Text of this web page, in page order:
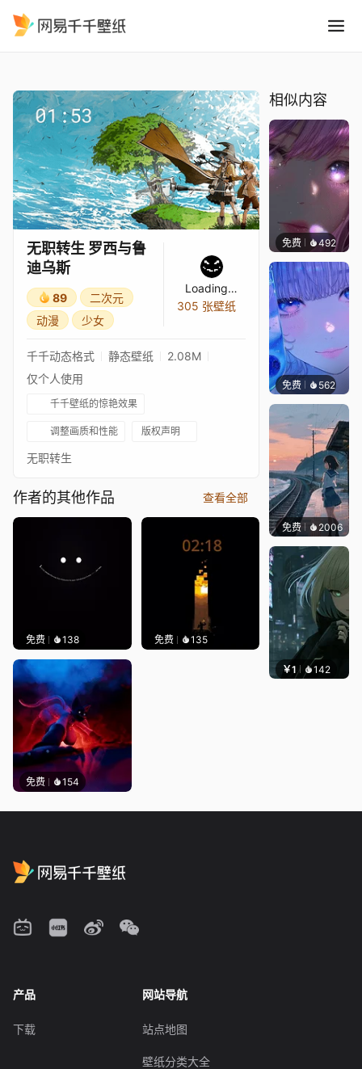
无职转生 罗西与鲁
迪乌斯
89
二次元
动漫
少女
Loading…
305 张壁纸
千千动态格式 静态壁纸
2.08M
仅个人使用
千千壁纸的惊艳效果
调整画质和性能 版权声明
无职转生
作者的其他作品 查看全部
免费 138 免费 135
免费 154
相似内容
免费 492辰东
免费 562辰东
免费 2006辰东
￥1 142
产品
下载
网站导航
站点地图
壁纸分类大全